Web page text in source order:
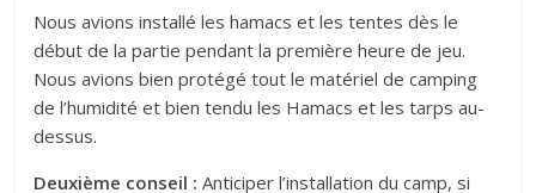
Nous avions installé les hamacs et les tentes dès le
début de la partie pendant la première heure de jeu.
Nous avions bien protégé tout le matériel de camping
de l’humidité et bien tendu les Hamacs et les tarps au-
dessus.
Deuxième conseil : Anticiper l’installation du camp, si